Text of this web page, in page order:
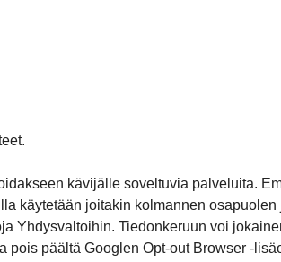
kävijälle soveltuvia palveluita.
käytetään joitakin kolmannen
Yhdysvaltoihin. Tiedonkeruun voi
pois päältä Googlen Opt-out Browser -